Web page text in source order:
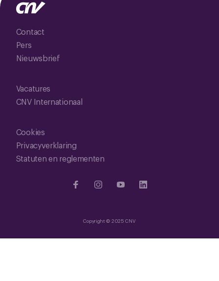
Contact
Pers
Nieuwsbrief
Vacatures
CNV Internationaal
Cookies
Privacyverklaring
Statuten en reglementen
Copyright © 2025 CNV